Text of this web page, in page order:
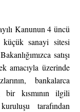
Kanunun 4 üncü
küçük sanayi sitesi
satışı
amacıyla üzerinde
bankalarca
bir kısmının ilgili
tarafından